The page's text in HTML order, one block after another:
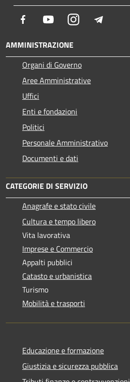
Facebook YoutubeInstagram
AMMINISTRAZIONE
Organi di Governo
Aree Amministrative
Uffici
Enti e fondazioni
Politici
Personale Amministrativo
Documenti e dati
CATEGORIE DI SERVIZIO
Anagrafe e stato civile
Cultura e tempo libero
Vita lavorativa
Imprese e Commercio
Appalti pubblici
Catasto e urbanistica
Turismo
Mobilità e trasporti
Educazione e formazione
Giustizia e sicurezza pubblica